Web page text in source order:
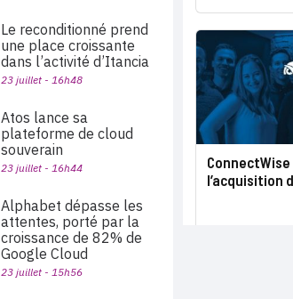
l’acquisition
Le reconditionné prend
une place croissante
dans l’activité d’Itancia
23 juillet - 16h48
Atos lance sa
plateforme de cloud
souverain
23 juillet - 16h44
Alphabet dépasse les
attentes, porté par la
croissance de 82% de
Google Cloud
23 juillet - 15h56